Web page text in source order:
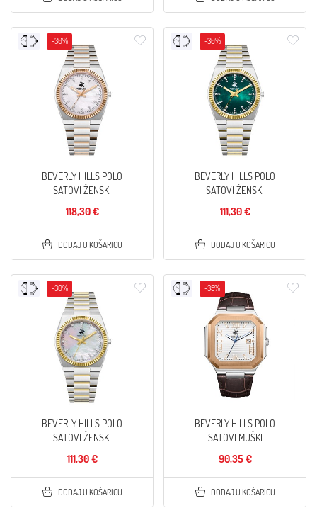
-30%
BEVERLY HILLS POLO
SATOVI ŽENSKI
118,30 €
DODAJ U KOŠARICU
-30%
BEVERLY HILLS POLO
SATOVI ŽENSKI
111,30 €
DODAJ U KOŠARICU
-30%
BEVERLY HILLS POLO
SATOVI ŽENSKI
111,30 €
DODAJ U KOŠARICU
-35%
BEVERLY HILLS POLO
SATOVI MUŠKI
90,35 €
DODAJ U KOŠARICU